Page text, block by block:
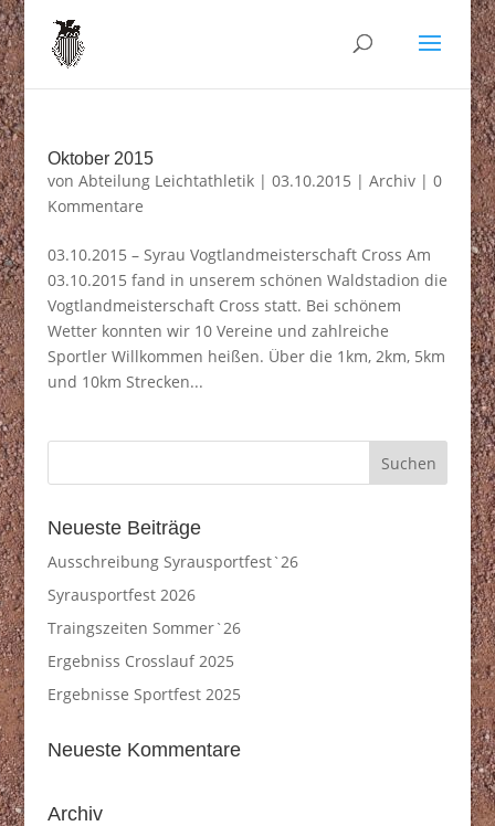
Oktober 2015
von Abteilung Leichtathletik| 03.10.2015 | Archiv| 0
Kommentare
03.10.2015 – Syrau Vogtlandmeisterschaft Cross Am
03.10.2015 fand in unserem schönen Waldstadion die
Vogtlandmeisterschaft Cross statt. Bei schönem
Wetter konnten wir 10 Vereine und zahlreiche
Sportler Willkommen heißen. Über die 1km, 2km, 5km
und 10km Strecken...
Neueste Beiträge
Ausschreibung Syrausportfest`26
Syrausportfest 2026
Traingszeiten Sommer`26
Ergebniss Crosslauf 2025
Ergebnisse Sportfest 2025
Neueste Kommentare
Archiv